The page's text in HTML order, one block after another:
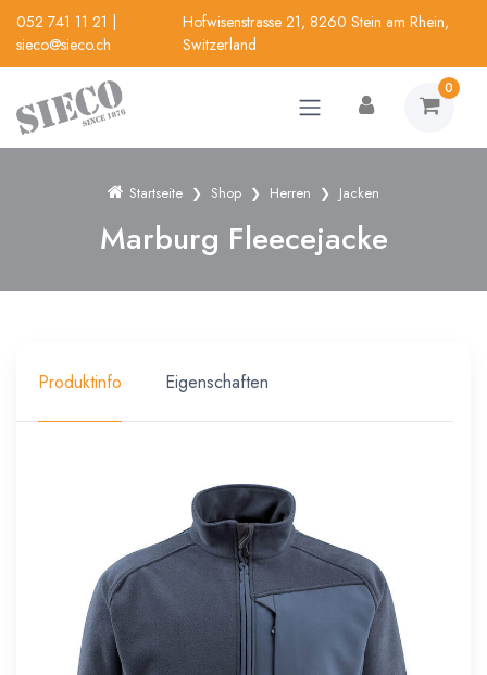
052 741 11 21
sieco@sieco.ch
Hofwisenstrasse 21, 8260 Stein am Rhein,
Switzerland
0
Startseite Shop Herren Jacken
Marburg Fleecejacke
Produktinfo Eigenschaften